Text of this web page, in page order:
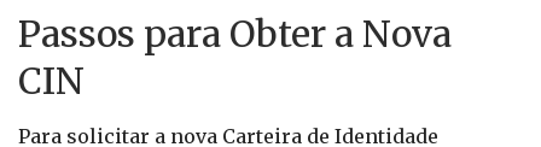
Passos para Obter a Nova
CIN
Para solicitar a nova Carteira de Identidade